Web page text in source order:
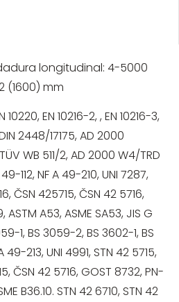
longitudinal: 4-5000
(1600) mm
10220, EN 10216-2, , EN 10216-3,
2448/17175, AD 2000
WB 511/2, AD 2000 W4/TRD
112, NF A 49-210, UNI 7287,
ČSN 425715, ČSN 42 5716,
ASTM A53, ASME SA53, JIS G
1, BS 3059-2, BS 3602-1, BS
49-213, UNI 4991, STN 42 5715,
ČSN 42 5716, GOST 8732, PN-
B36.10. STN 42 6710, STN 42